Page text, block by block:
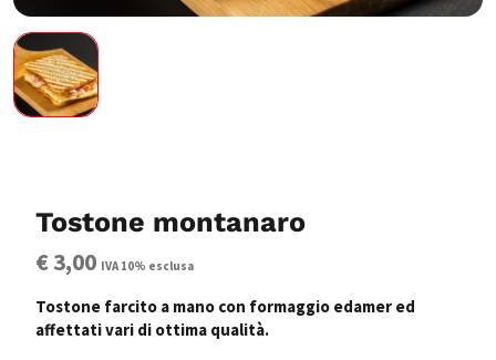
Tostone montanaro
€ 3,00 IVA 10% esclusa
Tostone farcito a mano con formaggio edamer ed
affettati vari di ottima qualità.